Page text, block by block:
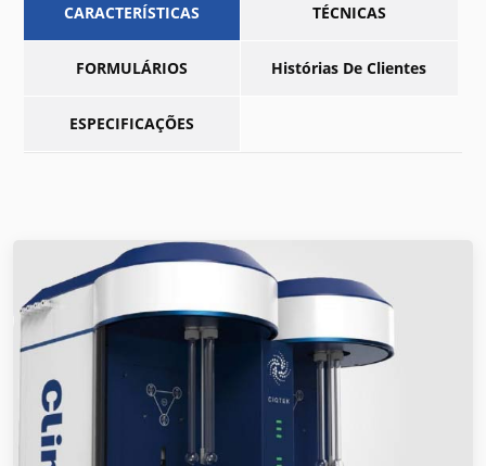
CARACTERÍSTICAS TÉCNICAS
FORMULÁRIOS Histórias De Clientes
ESPECIFICAÇÕES